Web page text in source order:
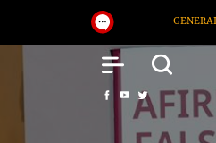
DESTACADOS